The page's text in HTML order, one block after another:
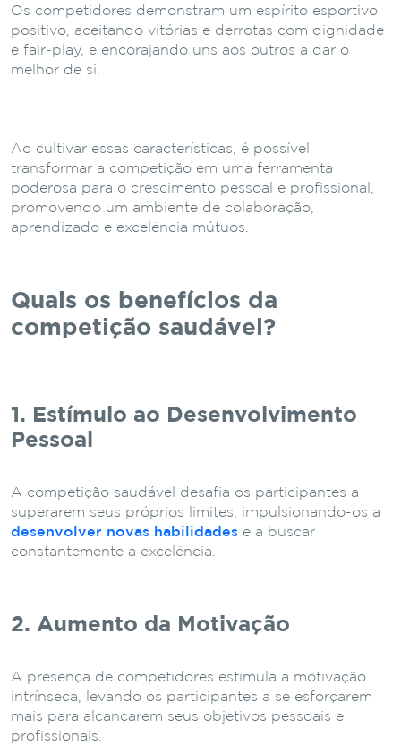
Os competidores demonstram um espírito esportivo
positivo, aceitando vitórias e derrotas com dignidade
e fair-play, e encorajando uns aos outros a dar o
melhor de si.
Ao cultivar essas características, é possível
transformar a competição em uma ferramenta
poderosa para o crescimento pessoal e profissional,
promovendo um ambiente de colaboração,
aprendizado e excelência mútuos.
Quais os benefícios da
competição saudável?
1. Estímulo ao Desenvolvimento
Pessoal
A competição saudável desafia os participantes a
superarem seus próprios limites, impulsionando-os a
desenvolver novas habilidades e a buscar
constantemente a excelência.
2. Aumento da Motivação
A presença de competidores estimula a motivação
intrínseca, levando os participantes a se esforçarem
mais para alcançarem seus objetivos pessoais e
profissionais.